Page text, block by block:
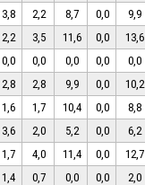
3,8 2,2 8,7 0,0
9,9
2,2 3,5 11,6 0,0
13,6
0,0 0,0 0,0 0,0
0,0
2,8 2,8 9,9 0,0
10,2
1,6 1,7 10,4 0,0
8,8
3,6 2,0 5,2 0,0
6,2
1,7 4,0 11,4 0,0
12,7
1,4 0,7 0,0 0,0
2,0